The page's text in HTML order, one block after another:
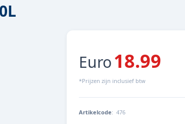
Euro18.99
*Prijzen zijn inclusief btw
Artikelcode: 476